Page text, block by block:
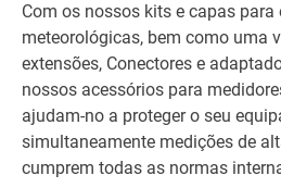
Com os nossos kits e capas para
meteorológicas, bem como uma
extensões, Conectores e
nossos acessórios para
ajudam-no a proteger o seu
simultaneamente medições de
cumprem todas as normas